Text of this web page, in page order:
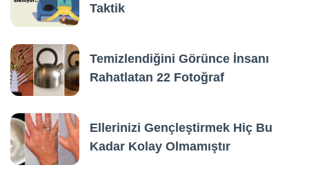
Taktik
Temizlendiğini Görünce İnsanı
Rahatlatan 22 Fotoğraf
Ellerinizi Gençleştirmek Hiç Bu
Kadar Kolay Olmamıştır